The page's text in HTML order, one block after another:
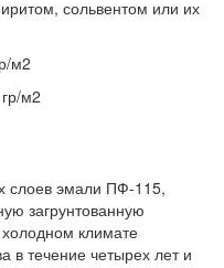
сольвентом или их
м2
м2
слоев эмали ПФ-115,
загрунтованную
климате
в течение четырех лет и